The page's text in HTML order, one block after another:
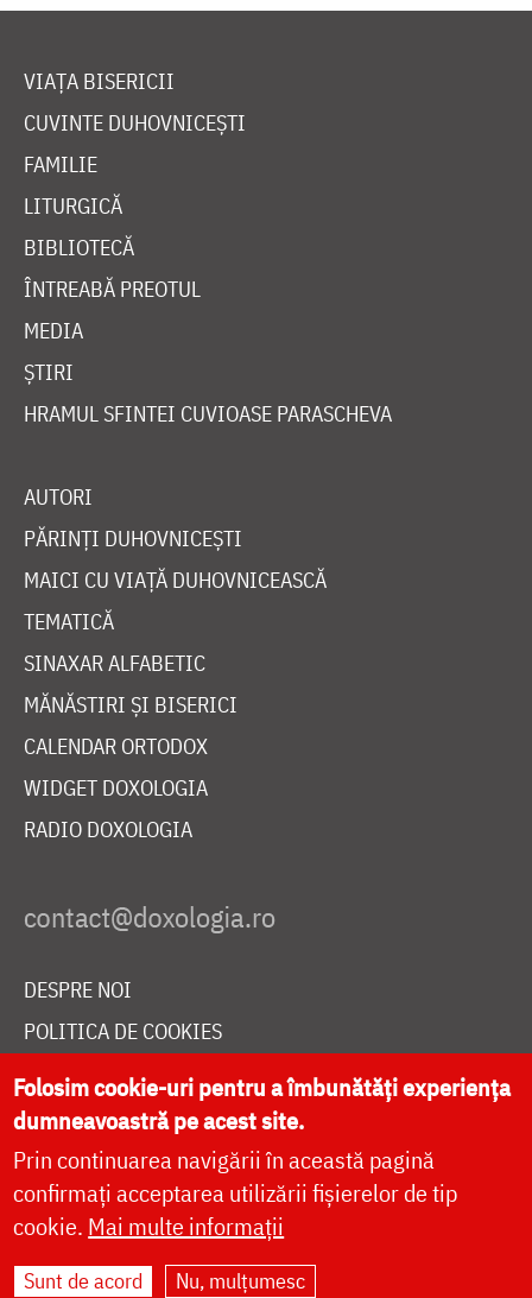
VIAȚA BISERICII
CUVINTE DUHOVNICEȘTI
FAMILIE
LITURGICĂ
BIBLIOTECĂ
ÎNTREABĂ PREOTUL
MEDIA
ȘTIRI
HRAMUL SFINTEI CUVIOASE PARASCHEVA
AUTORI
PĂRINȚI DUHOVNICEȘTI
MAICI CU VIAȚĂ DUHOVNICEASCĂ
TEMATICĂ
SINAXAR ALFABETIC
MĂNĂSTIRI ȘI BISERICI
CALENDAR ORTODOX
WIDGET DOXOLOGIA
RADIO DOXOLOGIA
DESPRE NOI
POLITICA DE COOKIES
DONEAZĂ ONLINE PENTRU CATEDRALA NAȚIONALĂ
LIVE
Site dezvoltat deDOXOLOGIA MEDIA
Folosim cookie-uri pentru a îmbunătăți experiența
dumneavoastră pe acest site.
Prin continuarea navigării în această pagină
confirmați acceptarea utilizării fișierelor de tip
cookie. Mai multe informații
Sunt de acord Nu, mulțumesc